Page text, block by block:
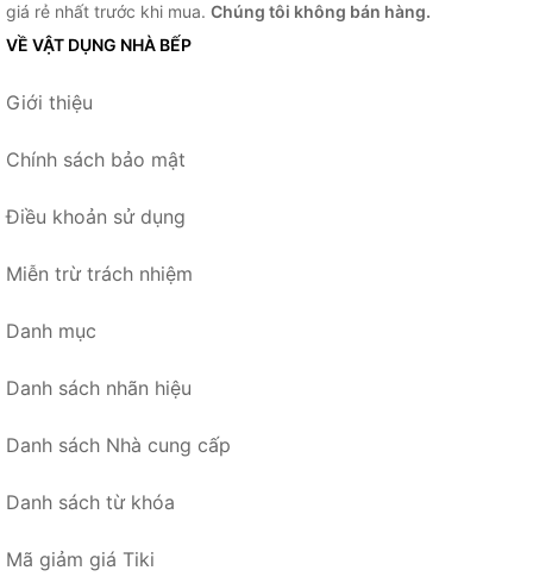
giá rẻ nhất trước khi mua. Chúng tôi không bán hàng.
VỀ VẬT DỤNG NHÀ BẾP
Giới thiệu
Chính sách bảo mật
Điều khoản sử dụng
Miễn trừ trách nhiệm
Danh mục
Danh sách nhãn hiệu
Danh sách Nhà cung cấp
Danh sách từ khóa
Mã giảm giá Tiki